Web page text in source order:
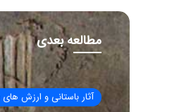
مطالعه بعدی
آثار باستانی و ارزش